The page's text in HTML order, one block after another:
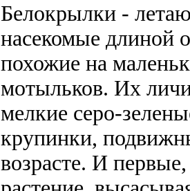
Белокрылки -
насекомые длиной
похожие на
мотыльков. Их
мелкие серо-
крупинки,
возрасте. И